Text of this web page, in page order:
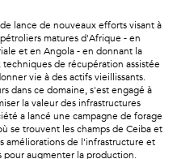
lance de nouveaux efforts visant à
matures d'Afrique - en
et en Angola - en donnant la
de récupération assistée
vie à des actifs vieillissants.
dans ce domaine, s'est engagé à
la valeur des infrastructures
a lancé une campagne de forage
se trouvent les champs de Ceiba et
de l'infrastructure et
pour augmenter la production.